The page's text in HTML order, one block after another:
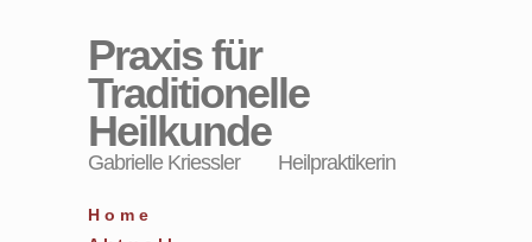
Praxis für
Traditionelle
Heilkunde
Gabrielle Kriessler Heilpraktikerin
H o m e